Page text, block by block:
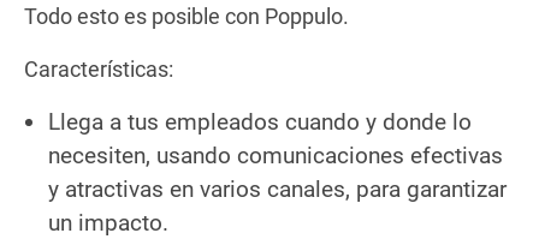
Todo esto es posible con Poppulo.
Características:
Llega a tus empleados cuando y donde lo
necesiten, usando comunicaciones efectivas
y atractivas en varios canales, para garantizar
un impacto.